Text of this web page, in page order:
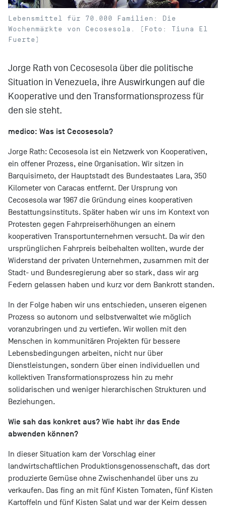
Lebensmittel für 70.000 Familien: Die
Wochenmärkte von Cecosesola. (Foto: Tiuna El
Fuerte)
Jorge Rath von Cecosesola über die politische
Situation in Venezuela, ihre Auswirkungen auf die
Kooperative und den Transformationsprozess für
den sie steht.
medico: Was ist Cecosesola?
Jorge Rath: Cecosesola ist ein Netzwerk von Kooperativen,
ein offener Prozess, eine Organisation. Wir sitzen in
Barquisimeto, der Hauptstadt des Bundestaates Lara, 350
Kilometer von Caracas entfernt. Der Ursprung von
Cecosesola war 1967 die Gründung eines kooperativen
Bestattungsinstituts. Später haben wir uns im Kontext von
Protesten gegen Fahrpreiserhöhungen an einem
kooperativen Transportunternehmen versucht. Da wir den
ursprünglichen Fahrpreis beibehalten wollten, wurde der
Widerstand der privaten Unternehmen, zusammen mit der
Stadt- und Bundesregierung aber so stark, dass wir arg
Federn gelassen haben und kurz vor dem Bankrott standen.
In der Folge haben wir uns entschieden, unseren eigenen
Prozess so autonom und selbstverwaltet wie möglich
voranzubringen und zu vertiefen. Wir wollen mit den
Menschen in kommunitären Projekten für bessere
Lebensbedingungen arbeiten, nicht nur über
Dienstleistungen, sondern über einen individuellen und
kollektiven Transformationsprozess hin zu mehr
solidarischen und weniger hierarchischen Strukturen und
Beziehungen.
Wie sah das konkret aus? Wie habt ihr das Ende
abwenden können?
In dieser Situation kam der Vorschlag einer
landwirtschaftlichen Produktionsgenossenschaft, das dort
produzierte Gemüse ohne Zwischenhandel über uns zu
verkaufen. Das fing an mit fünf Kisten Tomaten, fünf Kisten
Kartoffeln und fünf Kisten Salat und war der Keim dessen